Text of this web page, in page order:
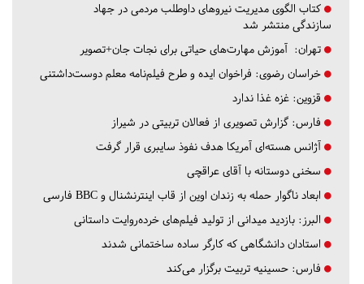
کتاب الگوی مدیریت نیروهای داوطلب مردمی در جهاد
سازندگی منتشر شد
تهران: آموزش مهارت‌های حیاتی برای نجات جان+تصویر
خراسان رضوی: فراخوان ایده و طرح فیلم‌نامه معلم دوست‌داشتنی
قزوین: غزه غذا ندارد
فارس: گزارش تصویری از فعالان تربیتی در شیراز
آژانس هسته‌ای آمریکا هدف نفوذ سایبری قرار گرفت
سخنی دوستانه با آقای عراقچی
ابعاد ناگوار حمله به زندان اوین از قاب اینترنشنال و BBC فارسی
البرز: بازدید میدانی از تولید فیلم‌های خرده‌روایت داستانی
استادان دانشگاهی که کارگر ساده ساختمانی شدند
فارس: حسینیه تربیت برگزار می‌کند